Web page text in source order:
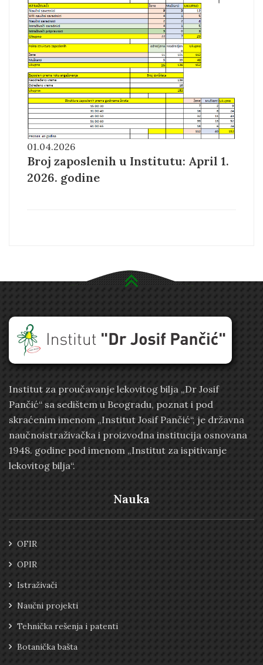
01.04.2026
Broj zaposlenih u Institutu: April 1.
2026. godine
Institut za proučavanje lekovitog bilja „Dr Josif
Pančić“ sa sedištem u Beogradu, poznat i pod
skraćenim imenom „Institut Josif Pančić“, je državna
naučnoistraživačka i proizvodna institucija osnovana
1948. godine pod imenom „Institut za ispitivanje
lekovitog bilja“.
Nauka
OFIR
OPIR
Istraživači
Naučni projekti
Tehnička rešenja i patenti
Botanička bašta